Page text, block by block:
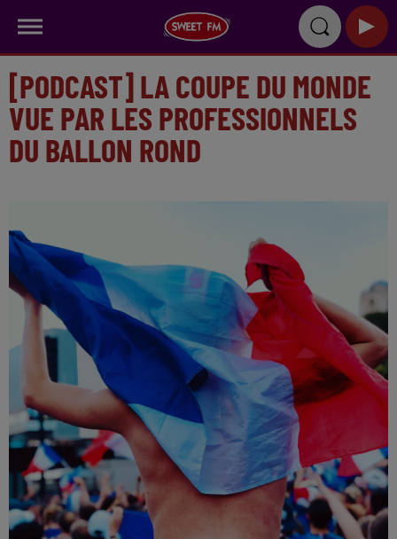
[PODCAST] LA COUPE DU MONDE
VUE PAR LES PROFESSIONNELS
DU BALLON ROND